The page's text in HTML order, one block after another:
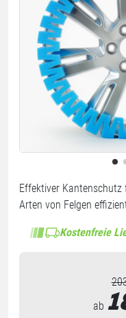
Effektiver Kantenschutz
Arten von Felgen
Kostenfreie
ab